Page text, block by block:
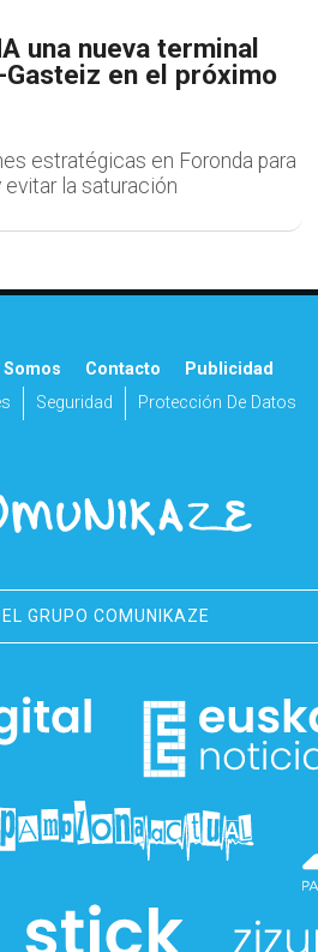
una nueva terminal
en el próximo
estratégicas en Foronda para
la saturación
Contacto
Publicidad
Seguridad Protección De Datos
GRUPO COMUNIKAZE